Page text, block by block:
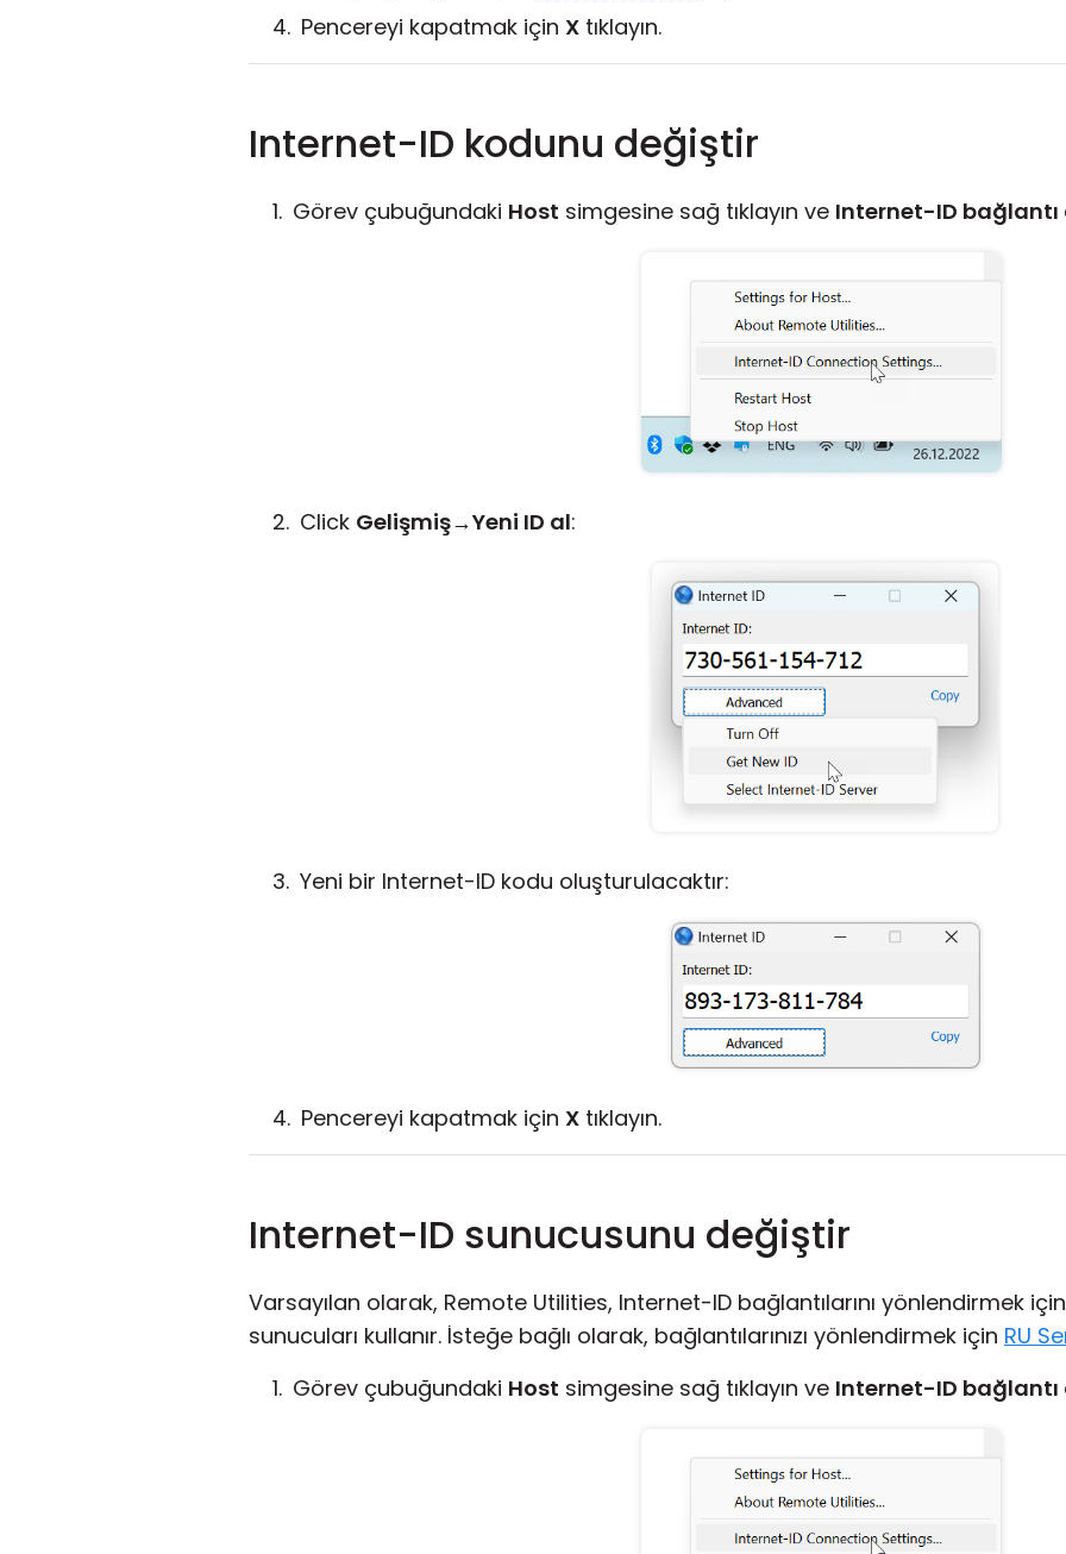
Pencereyi kapatmak için X tıklayın.
Internet-ID kodunu değiştir
Görev çubuğundaki Host simgesine sağ tıklayın ve Internet-ID bağlantı
Click Gelişmiş→Yeni ID al:
Yeni bir Internet-ID kodu oluşturulacaktır:
Pencereyi kapatmak için X tıklayın.
Internet-ID sunucusunu değiştir
Varsayılan olarak, Remote Utilities, Internet-ID bağlantılarını yönlendirmek için
sunucuları kullanır. İsteğe bağlı olarak, bağlantılarınızı yönlendirmek için RU
Görev çubuğundaki Host simgesine sağ tıklayın ve Internet-ID bağlantı